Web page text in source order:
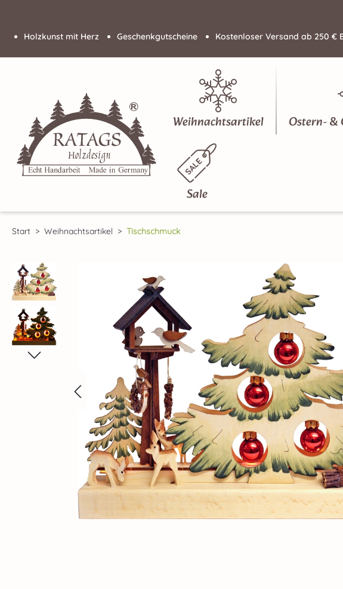
Holzkunst mit Herz Geschenkgutscheine Kostenloser Versand ab 250 €
Weihnachtsartikel Ostern-
Sale
Start Weihnachtsartikel Tischschmuck
Bildergalerie überspringen